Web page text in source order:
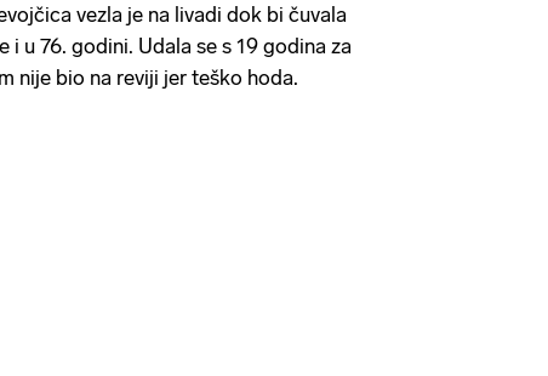
vezla je na livadi dok bi čuvala
i u 76. godini. Udala se s 19 godina za
nije bio na reviji jer teško hoda.